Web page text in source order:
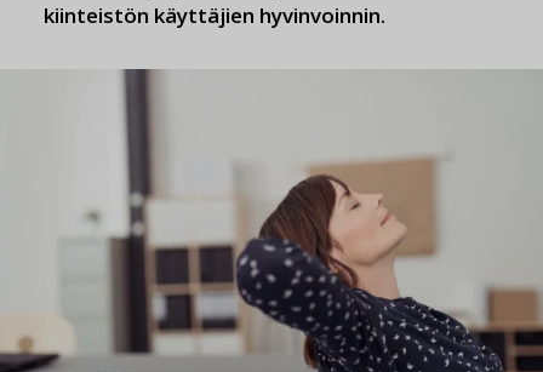
kiinteistön käyttäjien hyvinvoinnin.